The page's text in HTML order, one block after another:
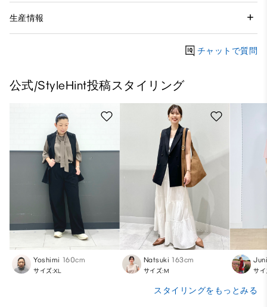
生産情報
チャットで質問
公式/StyleHint投稿スタイリング
Yoshimi 160cm
サイズ:XL
Natsuki 163cm
サイズ:M サ
スタイリングをもっとみる